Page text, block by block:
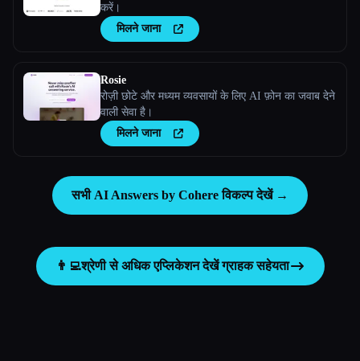
करें।
मिलने जाना
Rosie
रोज़ी छोटे और मध्यम व्यवसायों के लिए AI फ़ोन का जवाब देने
वाली सेवा है।
मिलने जाना
सभी AI Answers by Cohere विकल्प देखें →
👨‍💻श्रेणी से अधिक एप्लिकेशन देखेंग्राहक सहेयता